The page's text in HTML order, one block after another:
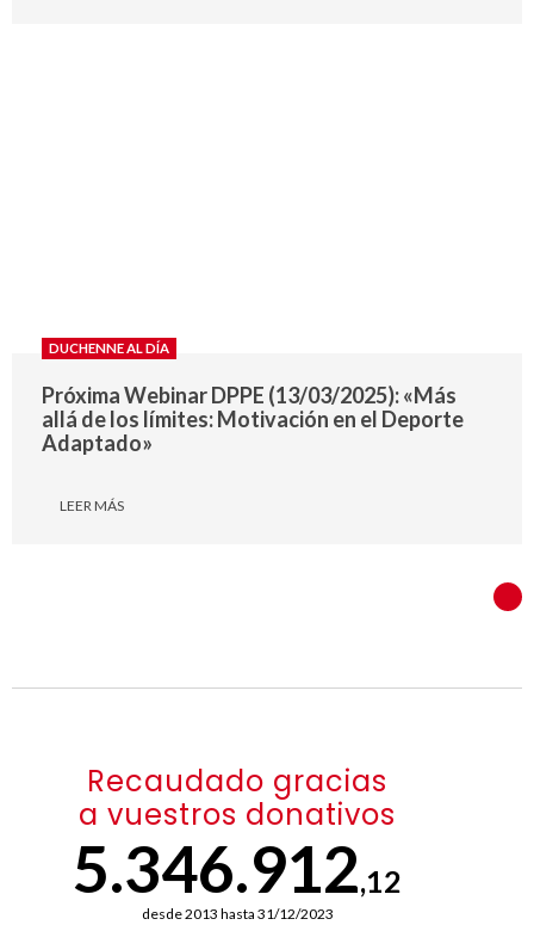
DUCHENNE AL DÍA
Próxima Webinar DPPE (13/03/2025): «Más
allá de los límites: Motivación en el Deporte
Adaptado»
LEER MÁS
Recaudado gracias
a vuestros donativos
5.346.912,12
desde 2013 hasta 31/12/2023